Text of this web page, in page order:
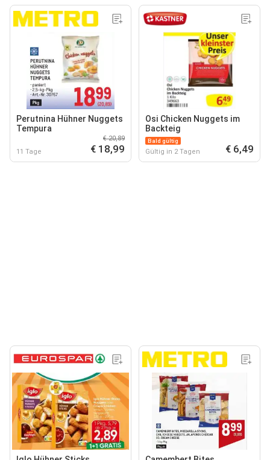
Perutnina Hühner Nuggets
Tempura
11 Tage
€ 20,89
€ 18,99
Osi Chicken Nuggets im
Backteig
Bald gültig
Gültig in 2 Tagen € 6,49